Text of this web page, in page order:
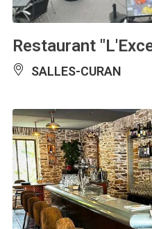
Restaurant
SALLES-CURAN